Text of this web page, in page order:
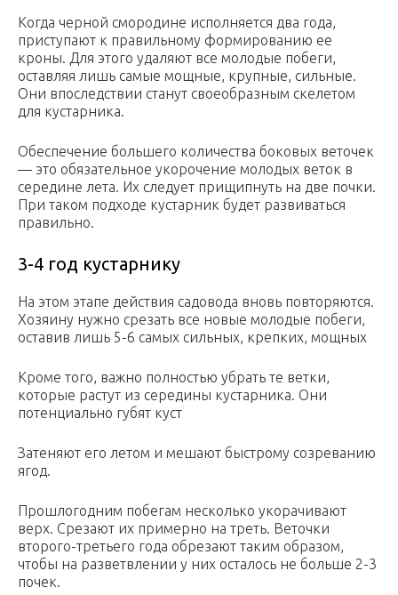
Когда черной смородине исполняется два года,
приступают к правильному формированию ее
кроны. Для этого удаляют все молодые побеги,
оставляя лишь самые мощные, крупные, сильные.
Они впоследствии станут своеобразным скелетом
для кустарника.
Обеспечение большего количества боковых веточек
— это обязательное укорочение молодых веток в
середине лета. Их следует прищипнуть на две почки.
При таком подходе кустарник будет развиваться
правильно.
3-4 год кустарнику
На этом этапе действия садовода вновь повторяются.
Хозяину нужно срезать все новые молодые побеги,
оставив лишь 5-6 самых сильных, крепких, мощных
Кроме того, важно полностью убрать те ветки,
которые растут из середины кустарника. Они
потенциально губят куст
Затеняют его летом и мешают быстрому созреванию
ягод.
Прошлогодним побегам несколько укорачивают
верх. Срезают их примерно на треть. Веточки
второго-третьего года обрезают таким образом,
чтобы на разветвлении у них осталось не больше 2-3
почек.